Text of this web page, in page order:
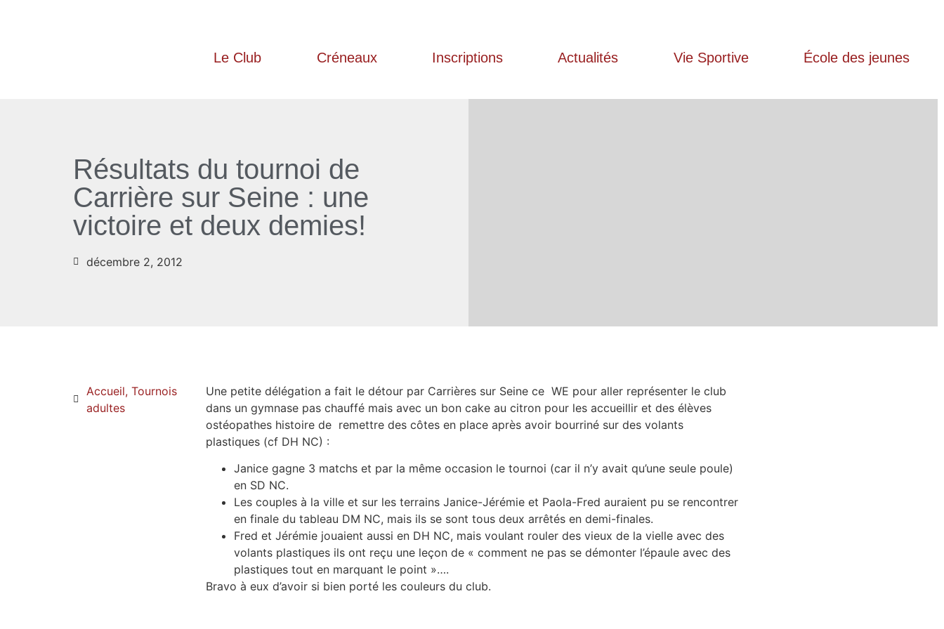
Le Club Créneaux Inscriptions Actualités Vie Sportive École des jeunes
Résultats du tournoi de
Carrière sur Seine : une
victoire et deux demies!
décembre 2, 2012
Accueil,Tournois
adultes
Une petite délégation a fait le détour par Carrières sur Seine ce WE pour aller représenter le club
dans un gymnase pas chauffé mais avec un bon cake au citron pour les accueillir et des élèves
ostéopathes histoire de remettre des côtes en place après avoir bourriné sur des volants
plastiques (cf DH NC) :
Janice gagne 3 matchs et par la même occasion le tournoi (car il n’y avait qu’une seule poule)
en SD NC.
Les couples à la ville et sur les terrains Janice-Jérémie et Paola-Fred auraient pu se rencontrer
en finale du tableau DM NC, mais ils se sont tous deux arrêtés en demi-finales.
Fred et Jérémie jouaient aussi en DH NC, mais voulant rouler des vieux de la vielle avec des
volants plastiques ils ont reçu une leçon de « comment ne pas se démonter l’épaule avec des
plastiques tout en marquant le point »….
Bravo à eux d’avoir si bien porté les couleurs du club.